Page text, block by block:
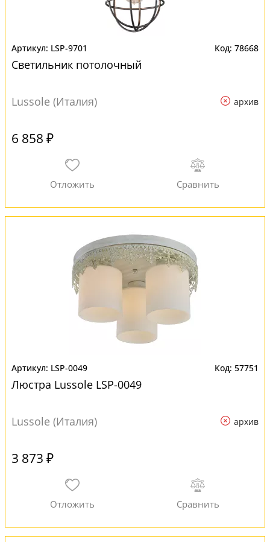
LSP-9701 78668
Светильник потолочный
Lussole (Италия) архив
6 858 ₽
LSP-0049 57751
Люстра Lussole LSP-0049
Lussole (Италия) архив
3 873 ₽